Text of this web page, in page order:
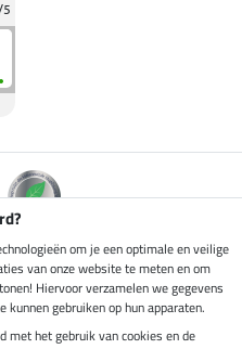
/5
om je een optimale en veilige
van onze website te meten en om
Hiervoor verzamelen we gegevens
gebruiken op hun apparaten.
met het gebruik van cookies en de